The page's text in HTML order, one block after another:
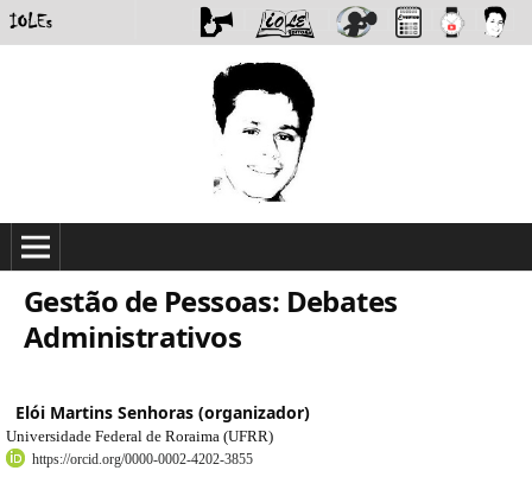
Gestão de Pessoas: Debates
Administrativos
Elói Martins Senhoras (organizador)
Universidade Federal de Roraima (UFRR)
https://orcid.org/0000-0002-4202-3855